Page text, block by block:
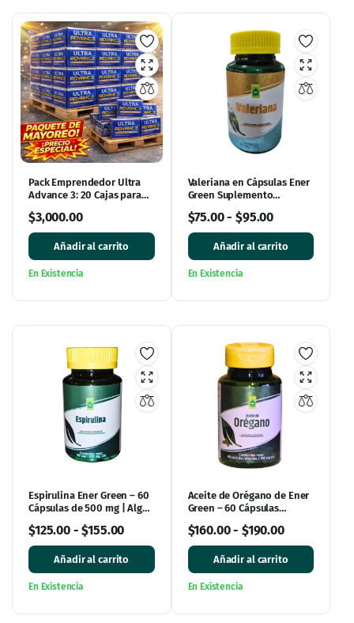
Pack Emprendedor Ultra
Advance 3: 20 Cajas para
$3,000.00
Añadir al carrito
En Existencia
Valeriana en Cápsulas Ener
Green Suplemento
$75.00-$95.00
Añadir al carrito
En Existencia
Espirulina Ener Green – 60
Cápsulas de 500 mg | Alga
$125.00-$155.00
Añadir al carrito
En Existencia
Aceite de Orégano de Ener
Green – 60 Cápsulas
$160.00- $190.00
Añadir al carrito
En Existencia